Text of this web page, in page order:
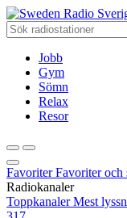
Radio
Jobb
Gym
Sömn
Relax
Resor
Favoriter Favoriter och
Radiokanaler
Toppkanaler Mest